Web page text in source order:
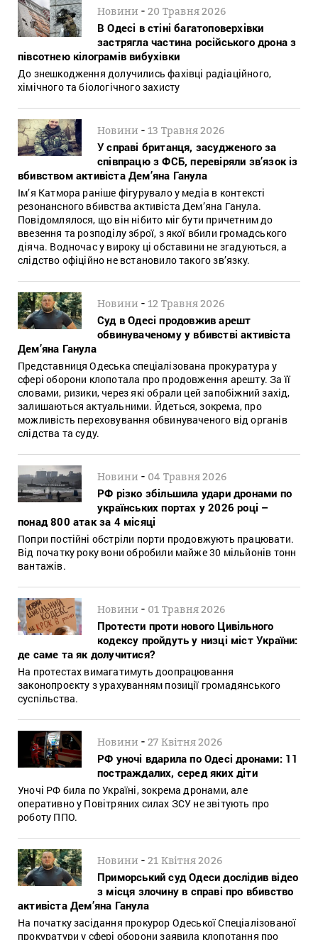
Новини -20 Травня 2026
В Одесі в стіні багатоповерхівки
застрягла частина російського дрона з
півсотнею кілограмів вибухівки
До знешкодження долучились фахівці радіаційного,
хімічного та біологічного захисту
Новини -13 Травня 2026
У справі британця, засудженого за
співпрацю з ФСБ, перевіряли зв’язок із
вбивством активіста Дем’яна Ганула
Ім’я Катмора раніше фігурувало у медіа в контексті
резонансного вбивства активіста Дем’яна Ганула.
Повідомлялося, що він нібито міг бути причетним до
ввезення та розподілу зброї, з якої вбили громадського
діяча. Водночас у вироку ці обставини не згадуються, а
слідство офіційно не встановило такого зв’язку.
Новини -12 Травня 2026
Суд в Одесі продовжив арешт
обвинуваченому у вбивстві активіста
Дем’яна Ганула
Представниця Одеська спеціалізована прокуратура у
сфері оборони клопотала про продовження арешту. За її
словами, ризики, через які обрали цей запобіжний захід,
залишаються актуальними. Йдеться, зокрема, про
можливість переховування обвинуваченого від органів
слідства та суду.
Новини - 04 Травня 2026
РФ різко збільшила удари дронами по
українських портах у 2026 році –
понад 800 атак за 4 місяці
Попри постійні обстріли порти продовжують працювати.
Від початку року вони обробили майже 30 мільйонів тонн
вантажів.
Новини - 01 Травня 2026
Протести проти нового Цивільного
кодексу пройдуть у низці міст України:
де саме та як долучитися?
На протестах вимагатимуть доопрацювання
законопроєкту з урахуванням позиції громадянського
суспільства.
Новини -27 Квітня 2026
РФ уночі вдарила по Одесі дронами: 11
постраждалих, серед яких діти
Уночі РФ била по Україні, зокрема дронами, але
оперативно у Повітряних силах ЗСУ не звітують про
роботу ППО.
Новини -21 Квітня 2026
Приморський суд Одеси дослідив відео
з місця злочину в справі про вбивство
активіста Дем’яна Ганула
На початку засідання прокурор Одеської Спеціалізованої
прокуратури у сфері оборони заявила клопотання про